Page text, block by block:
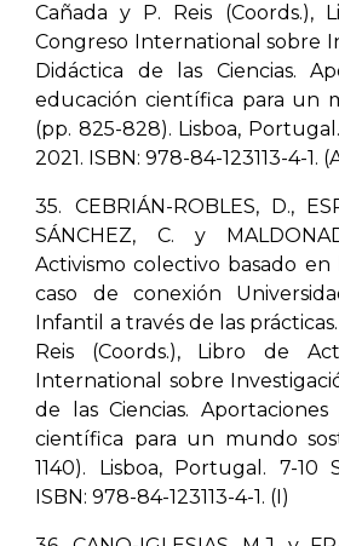
Cañada y P. Reis (Coords.),
Congreso International sobre
Didáctica de las Ciencias.
educación científica para un
(pp. 825-828). Lisboa,
2021. ISBN: 978-84-123113-4-1.
35. CEBRIÁN-ROBLES, D.,
SÁNCHEZ, C. y
Activismo colectivo basado en
caso de conexión
Infantil a través de las
Reis (Coords.), Libro de
International sobre
de las Ciencias.
científica para un mundo
1140). Lisboa, Portugal. 7-10
ISBN: 978-84-123113-4-1. (I)